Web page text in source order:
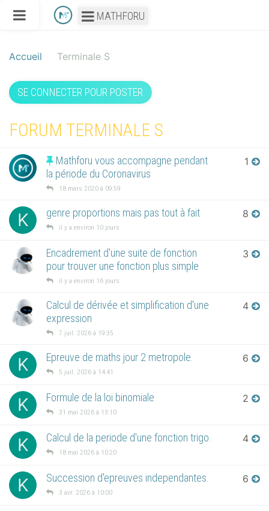
MATHFORU
Accueil Terminale S
SE CONNECTER POUR POSTER
FORUM TERMINALE S
Mathforu vous accompagne pendant
la période du Coronavirus
18 mars 2020 à 09:59
1
K genre proportions mais pas tout à fait
il y a environ 10 jours
8
Encadrement d'une suite de fonction
pour trouver une fonction plus simple
il y a environ 16 jours
3
Calcul de dérivée et simplification d'une
expression
7 juil. 2026 à 19:35
4
K Epreuve de maths jour 2 metropole.
5 juil. 2026 à 14:41
6
K Formule de la loi binomiale
31 mai 2026 à 13:10
2
K Calcul de la periode d'une fonction trigo.
18 mai 2026 à 10:20
4
K Succession d'epreuves independantes.
3 avr. 2026 à 10:00
6